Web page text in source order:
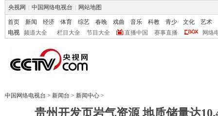
央视网 中国网络电视台 网站地图
首页 新闻 经济 体育 综艺 春晚 戏曲 音乐 科教 青少 文化
艺术
电视
频道大全 栏目大全 节目大全 直播中国 赛事直播 网络
中国网络电视台 > 新闻台 > 新闻中心 >
贵州开发页岩气资源 地质储量达